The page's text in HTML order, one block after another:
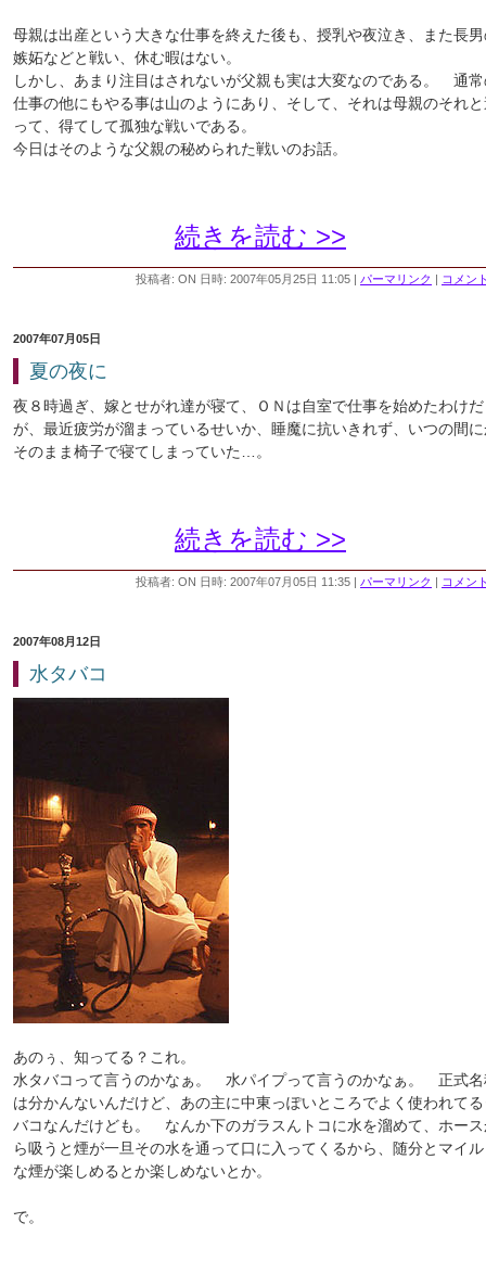
母親は出産という大きな仕事を終えた後も、授乳や夜泣き、また長
嫉妬などと戦い、休む暇はない。
しかし、あまり注目はされないが父親も実は大変なのである。 通
仕事の他にもやる事は山のようにあり、そして、それは母親のそれ
って、得てして孤独な戦いである。
今日はそのような父親の秘められた戦いのお話。
続きを読む >>
投稿者: ON 日時: 2007年05月25日 11:05 | パーマリンク | コメン
2007年07月05日
夏の夜に
夜８時過ぎ、嫁とせがれ達が寝て、ＯＮは自室で仕事を始めたわけだ
が、最近疲労が溜まっているせいか、睡魔に抗いきれず、いつの間
そのまま椅子で寝てしまっていた…。
続きを読む >>
投稿者: ON 日時: 2007年07月05日 11:35 | パーマリンク | コメン
2007年08月12日
水タバコ
あのぅ、知ってる？これ。
水タバコって言うのかなぁ。 水パイプって言うのかなぁ。 正式名
は分かんないんだけど、あの主に中東っぽいところでよく使われて
バコなんだけども。 なんか下のガラスんトコに水を溜めて、ホー
ら吸うと煙が一旦その水を通って口に入ってくるから、随分とマイ
な煙が楽しめるとか楽しめないとか。
で。